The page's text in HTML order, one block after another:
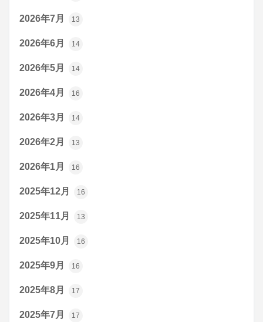
2026年7月 13
2026年6月 14
2026年5月 14
2026年4月 16
2026年3月 14
2026年2月 13
2026年1月 16
2025年12月 16
2025年11月 13
2025年10月 16
2025年9月 16
2025年8月 17
2025年7月 17